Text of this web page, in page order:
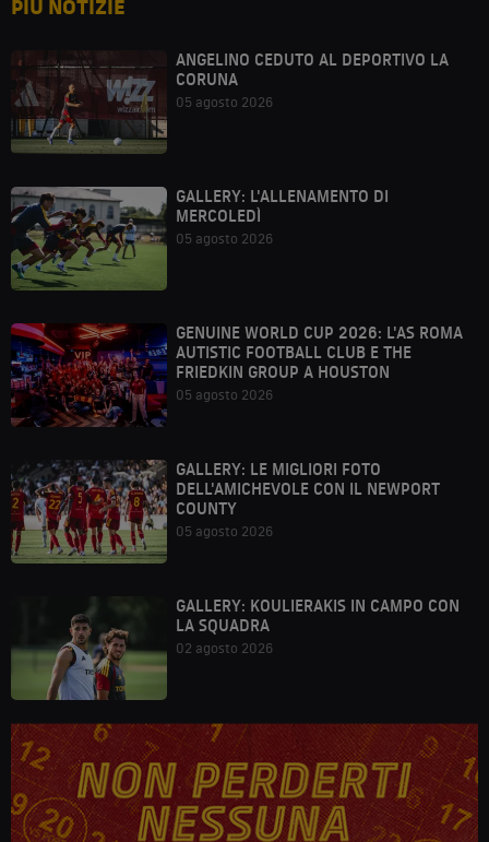
PIÙ NOTIZIE
ANGELINO CEDUTO AL DEPORTIVO LA
CORUNA
05 agosto 2026
GALLERY: L'ALLENAMENTO DI
MERCOLEDÌ
05 agosto 2026
GENUINE WORLD CUP 2026: L'AS ROMA
AUTISTIC FOOTBALL CLUB E THE
FRIEDKIN GROUP A HOUSTON
05 agosto 2026
GALLERY: LE MIGLIORI FOTO
DELL'AMICHEVOLE CON IL NEWPORT
COUNTY
05 agosto 2026
GALLERY: KOULIERAKIS IN CAMPO CON
LA SQUADRA
02 agosto 2026